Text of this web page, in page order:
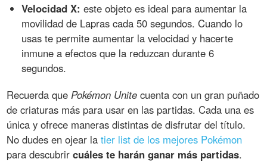
Velocidad X: este objeto es ideal para aumentar la
movilidad de Lapras cada 50 segundos. Cuando lo
usas te permite aumentar la velocidad y hacerte
inmune a efectos que la reduzcan durante 6
segundos.
Recuerda que Pokémon Unite cuenta con un gran puñado
de criaturas más para usar en las partidas. Cada una es
única y ofrece maneras distintas de disfrutar del título.
No dudes en ojear latier list de los mejores Pokémon
para descubrircuáles te harán ganar más partidas.